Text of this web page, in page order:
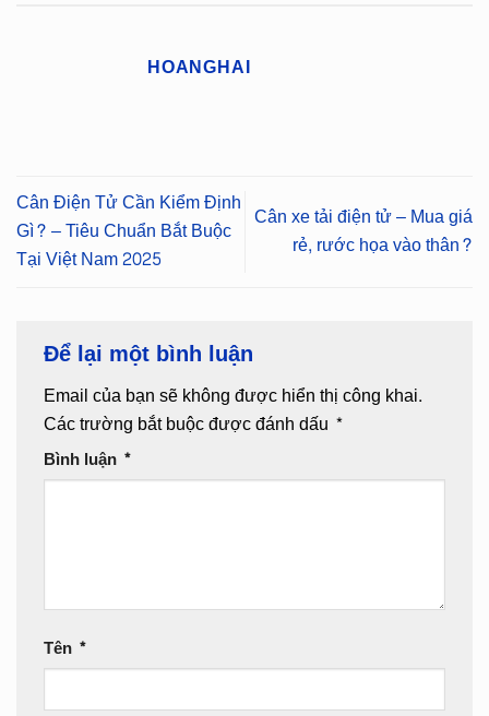
HOANGHAI
Cân Điện Tử Cần Kiểm Định
Gì? – Tiêu Chuẩn Bắt Buộc
Tại Việt Nam 2025
Cân xe tải điện tử – Mua giá
rẻ, rước họa vào thân?
Để lại một bình luận
Email của bạn sẽ không được hiển thị công khai.
Các trường bắt buộc được đánh dấu *
Bình luận *
Tên *